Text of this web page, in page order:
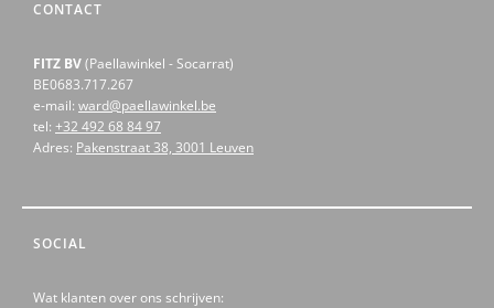
CONTACT
FITZ BV(Paellawinkel - Socarrat)
BE0683.717.267
e-mail: ward@paellawinkel.be
tel: +32 492 68 84 97
Adres: Pakenstraat 38, 3001 Leuven
SOCIAL
Wat klanten over ons schrijven: